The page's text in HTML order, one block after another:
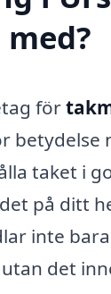
för
betydelse
taket i
på ditt
inte
det